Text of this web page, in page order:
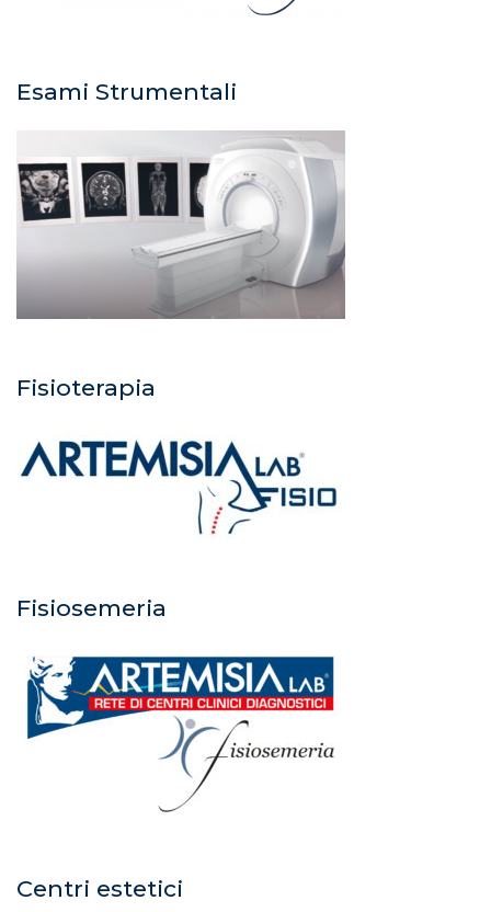
Esami Strumentali
Fisioterapia
Fisiosemeria
Centri estetici